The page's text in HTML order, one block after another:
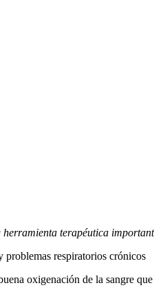
terapéutica
problemas respiratorios crónicos
oxigenación de la sangre